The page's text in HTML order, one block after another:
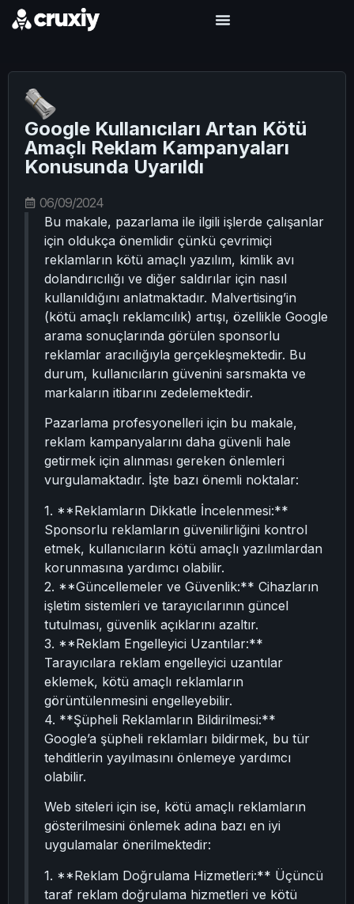
Google Kullanıcıları Artan Kötü
Amaçlı Reklam Kampanyaları
Konusunda Uyarıldı
06/09/2024
Bu makale, pazarlama ile ilgili işlerde çalışanlar
için oldukça önemlidir çünkü çevrimiçi
reklamların kötü amaçlı yazılım, kimlik avı
dolandırıcılığı ve diğer saldırılar için nasıl
kullanıldığını anlatmaktadır. Malvertising’in
(kötü amaçlı reklamcılık) artışı, özellikle Google
arama sonuçlarında görülen sponsorlu
reklamlar aracılığıyla gerçekleşmektedir. Bu
durum, kullanıcıların güvenini sarsmakta ve
markaların itibarını zedelemektedir.
Pazarlama profesyonelleri için bu makale,
reklam kampanyalarını daha güvenli hale
getirmek için alınması gereken önlemleri
vurgulamaktadır. İşte bazı önemli noktalar:
1. **Reklamların Dikkatle İncelenmesi:**
Sponsorlu reklamların güvenilirliğini kontrol
etmek, kullanıcıların kötü amaçlı yazılımlardan
korunmasına yardımcı olabilir.
2. **Güncellemeler ve Güvenlik:** Cihazların
işletim sistemleri ve tarayıcılarının güncel
tutulması, güvenlik açıklarını azaltır.
3. **Reklam Engelleyici Uzantılar:**
Tarayıcılara reklam engelleyici uzantılar
eklemek, kötü amaçlı reklamların
görüntülenmesini engelleyebilir.
4. **Şüpheli Reklamların Bildirilmesi:**
Google’a şüpheli reklamları bildirmek, bu tür
tehditlerin yayılmasını önlemeye yardımcı
olabilir.
Web siteleri için ise, kötü amaçlı reklamların
gösterilmesini önlemek adına bazı en iyi
uygulamalar önerilmektedir:
1. **Reklam Doğrulama Hizmetleri:** Üçüncü
taraf reklam doğrulama hizmetleri ve kötü